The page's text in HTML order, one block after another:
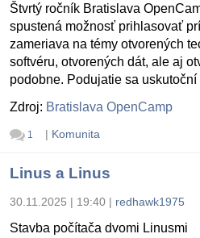
Štvrtý ročník Bratislava
spustená možnosť prihlasovať
zameriava na témy otvorených
softvéru, otvorených dát, ale aj
podobne. Podujatie sa
Zdroj: Bratislava OpenCamp
1 | Komunita
Linus a Linus
30.11.2025 | 19:40 | redhawk1975
Stavba počítača dvomi Linusmi